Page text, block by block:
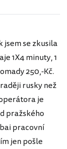
jsem se zkusila
1X4 minuty, 1
250,-Kč.
rusky než
je
pražského
pracovní
jen pošle